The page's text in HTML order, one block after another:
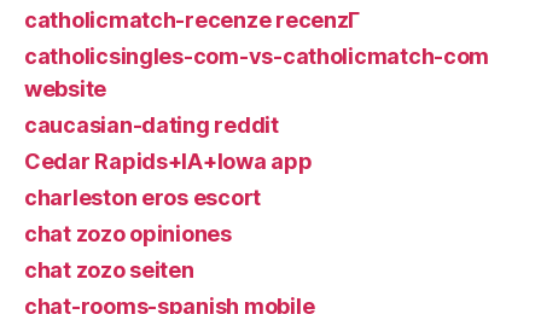
catholicmatch-recenze recenzГ­
catholicsingles-com-vs-catholicmatch-com
website
caucasian-dating reddit
Cedar Rapids+IA+Iowa app
charleston eros escort
chat zozo opiniones
chat zozo seiten
chat-rooms-spanish mobile